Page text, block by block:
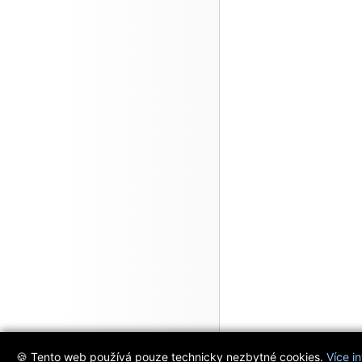
🍪 Tento web používá pouze technicky nezbytné cookies. Více